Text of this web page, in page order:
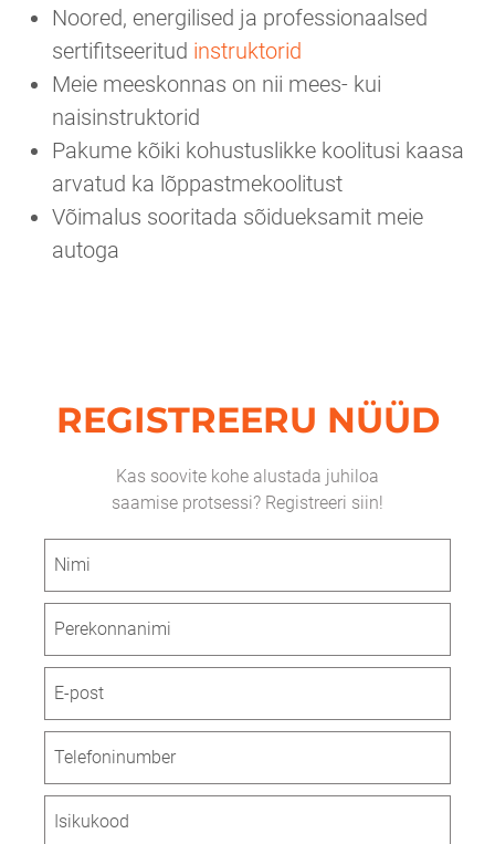
Noored, energilised ja professionaalsed
sertifitseeritud instruktorid
Meie meeskonnas on nii mees- kui
naisinstruktorid
Pakume kõiki kohustuslikke koolitusi kaasa
arvatud ka lõppastmekoolitust
Võimalus sooritada sõidueksamit meie
autoga
REGISTREERU NÜÜD
Kas soovite kohe alustada juhiloa
saamise protsessi? Registreeri siin!
Nimi
Perekonnanimi
E-post
Telefoninumber
Isikukood